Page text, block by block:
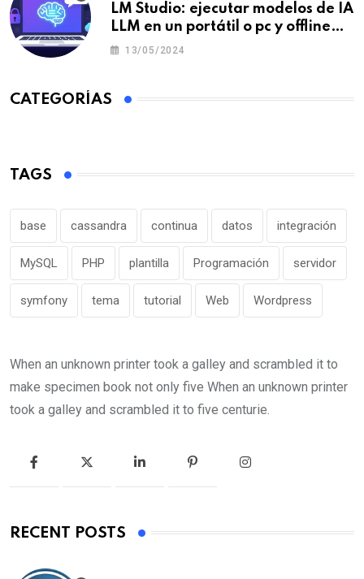
LM Studio: ejecutar modelos de IA
LLM en un portátil o pc y offline
para crear tu chatbot local
13/05/2024
CATEGORÍAS
TAGS
base cassandra continua datos integración
MySQL PHP plantilla Programación servidor
symfony tema tutorial Web Wordpress
When an unknown printer took a galley and scrambled it to
make specimen book not only five When an unknown printer
took a galley and scrambled it to five centurie.
RECENT POSTS